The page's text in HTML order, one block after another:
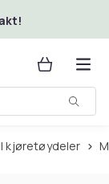
kjøretøydeler